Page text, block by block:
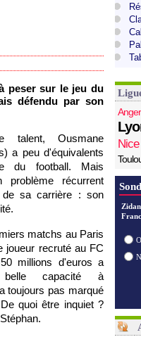
peser sur le jeu du
défendu par son
talent, Ousmane
a peu d'équivalents
du football. Mais
problème récurrent
de sa carrière : son
matchs au Paris
joueur recruté au FC
millions d'euros a
capacité à
toujours pas marqué
quoi être inquiet ?
Nice